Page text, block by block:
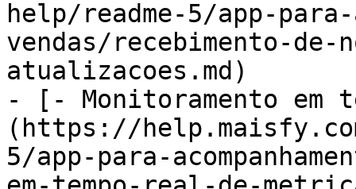
help/readme-5/app-para-
vendas/recebimento-
atualizacoes.md)
- [- Monitoramento em
(https://
5/app-para-